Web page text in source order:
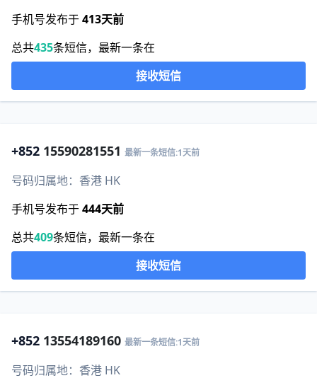
手机号发布于413天前
总共435条短信，最新一条在
接收短信
+852 15590281551 最新一条短信:1天前
号码归属地：香港 HK
手机号发布于444天前
总共409条短信，最新一条在
接收短信
+852 13554189160 最新一条短信:1天前
号码归属地：香港 HK